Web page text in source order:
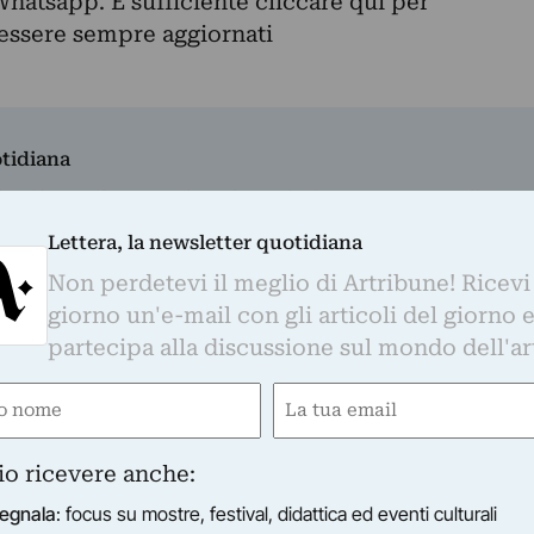
sempre aggiornati
di Artribune! Ricevi ogni giorno un'e-mail
alla discussione sul mondo dell'arte.
Email
(Required)
su mostre, festival, didattica ed eventi culturali
sul mercato dell'arte
sulla rigenerazione urbana
su moda e cultura
sul turismo culturale
sui festival culturali
Lettera, la newsletter quotidiana
Non perdetevi il meglio di Artribune!
giorno un'e-mail con gli articoli del giorno
partecipa alla discussione sul mondo
Email
ricevere anche:
: focus su mostre, festival, didattica ed eventi culturali